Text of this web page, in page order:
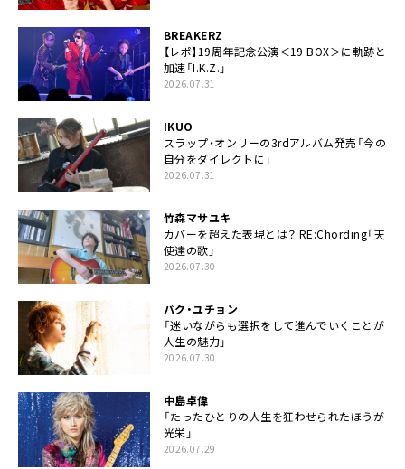
BREAKERZ
【レポ】19周年記念公演＜19 BOX＞に軌跡と
加速「I.K.Z.」
2026.07.31
IKUO
スラップ・オンリーの3rdアルバム発売「今の
自分をダイレクトに」
2026.07.31
竹森マサユキ
カバーを超えた表現とは？ RE:Chording「天
使達の歌」
2026.07.30
パク・ユチョン
「迷いながらも選択をして進んでいくことが
人生の魅力」
2026.07.30
中島卓偉
「たったひとりの人生を狂わせられたほうが
光栄」
2026.07.29